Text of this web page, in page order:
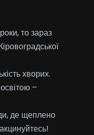
то зараз
хворих.
–
де щеплено